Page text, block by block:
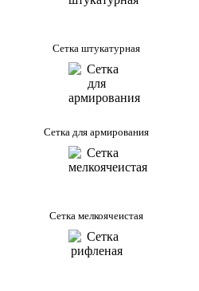
Сетка штукатурная
Сетка для армирования
Сетка мелкоячеистая